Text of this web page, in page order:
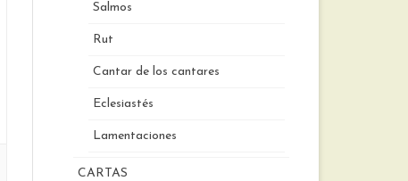
Salmos
Rut
Cantar de los cantares
Eclesiastés
Lamentaciones
CARTAS